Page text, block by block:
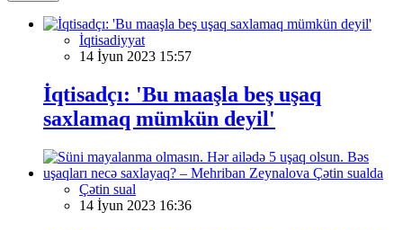
İqtisadiyyat
14 İyun 2023 15:57
İqtisadçı: 'Bu maaşla beş uşaq
saxlamaq mümkün deyil'
Çətin sual
14 İyun 2023 16:36